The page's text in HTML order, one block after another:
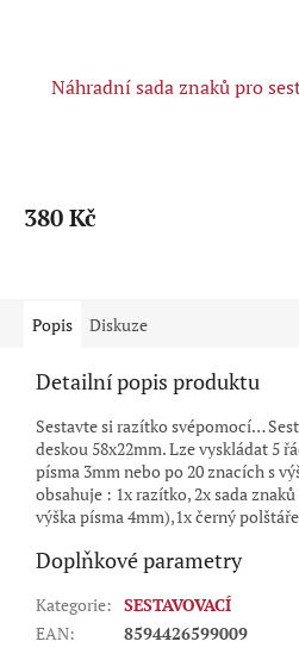
Náhradní sada znaků pro
380 Kč
Popis Diskuze
Detailní popis produktu
Sestavte si razítko svépomocí…
deskou 58x22mm. Lze vyskládat 5
písma 3mm nebo po 20 znacích s
obsahuje : 1x razítko, 2x sada
výška písma 4mm),1x černý
Doplňkové parametry
Kategorie: SESTAVOVACÍ
EAN: 8594426599009